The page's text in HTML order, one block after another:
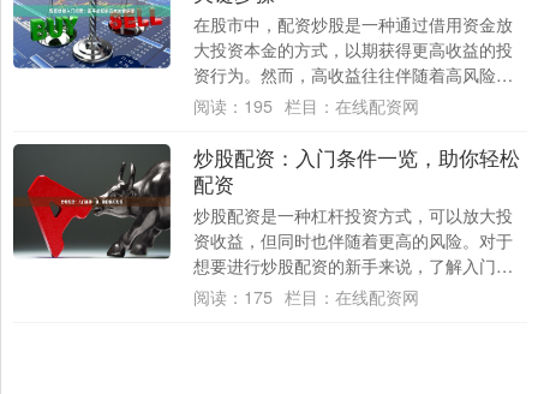
在股市中，配资炒股是一种通过借用资金放
大投资本金的方式，以期获得更高收益的投
资行为。然而，高收益往往伴随着高风险股
票配资软件下载，尤其是对于新手而言，缺
阅读： 195 栏目： 在线配资网
炒股配资：入门条件一览，助你轻松
配资
炒股配资是一种杠杆投资方式，可以放大投
资收益，但同时也伴随着更高的风险。对于
想要进行炒股配资的新手来说，了解入门条
件至关重要。 **入门条件：** * **年龄....
阅读： 175 栏目： 在线配资网